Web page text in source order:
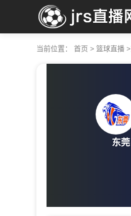
当前位置： 首页 > 篮球直播 >
东莞